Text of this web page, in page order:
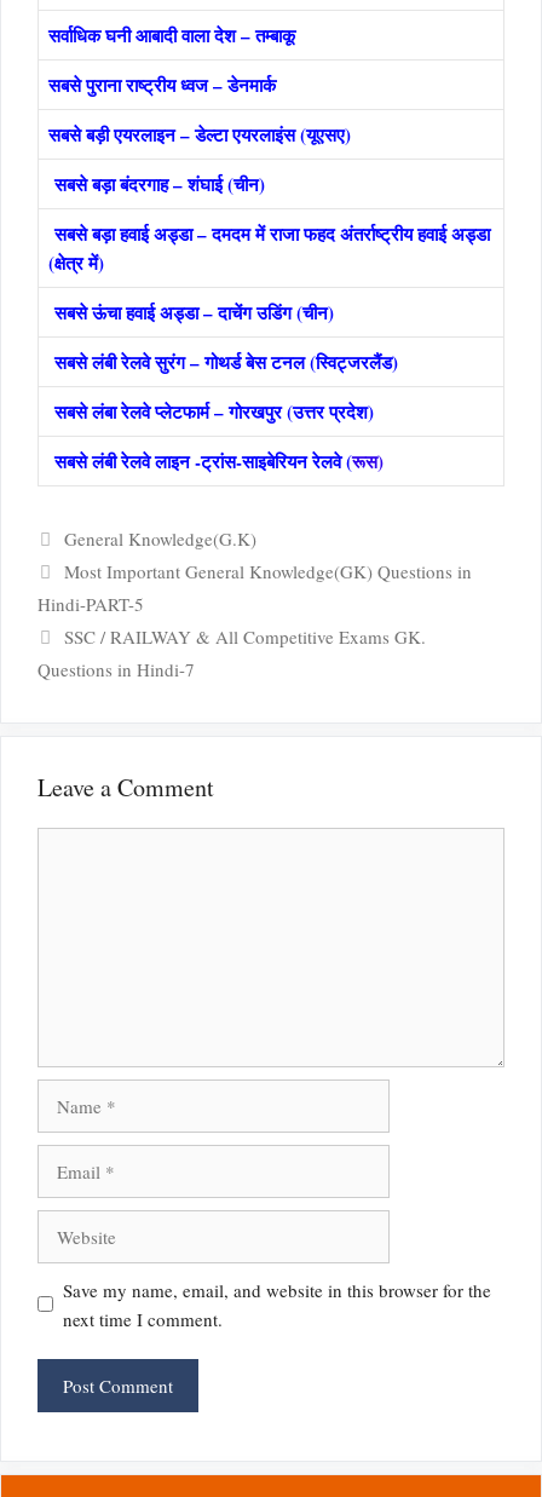
सर्वाधिक घनी आबादी वाला देश – तम्बाकू
सबसे पुराना राष्ट्रीय ध्वज – डेनमार्क
सबसे बड़ी एयरलाइन – डेल्टा एयरलाइंस (यूएसए)
सबसे बड़ा बंदरगाह – शंघाई (चीन)
सबसे बड़ा हवाई अड्डा – दमदम में राजा फहद अंतर्राष्ट्रीय हवाई अड्डा
(क्षेत्र में)
सबसे ऊंचा हवाई अड्डा – दाचेंग उडिंग (चीन)
सबसे लंबी रेलवे सुरंग – गोथर्ड बेस टनल (स्विट्जरलैंड)
सबसे लंबा रेलवे प्लेटफार्म – गोरखपुर (उत्तर प्रदेश)
सबसे लंबी रेलवे लाइन -ट्रांस-साइबेरियन रेलवे (रूस)
Categories
General Knowledge(G.K)
Most Important General Knowledge(GK) Questions in
Hindi-PART-5
SSC / RAILWAY & All Competitive Exams GK.
Questions in Hindi-7
Leave a Comment
Save my name, email, and website in this browser for the
next time I comment.